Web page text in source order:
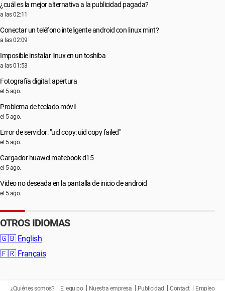
¿cuál es la mejor alternativa a la publicidad pagada?
a las 02:11
Conectar un teléfono inteligente android con linux mint?
a las 02:09
Imposible instalar linux en un toshiba
a las 01:53
Fotografía digital: apertura
el 5 ago.
Problema de teclado móvil
el 5 ago.
Error de servidor: "uid copy: uid copy failed"
el 5 ago.
Cargador huawei matebook d15
el 5 ago.
Video no deseada en la pantalla de inicio de android
el 5 ago.
OTROS IDIOMAS
🇬🇧 English
🇫🇷 Français
¿Quiénes somos? El equipo Nuestra empresa Publicidad Contact Empleo